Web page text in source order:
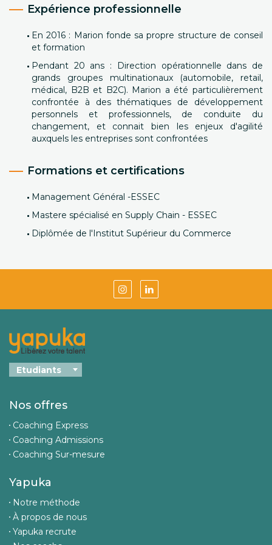
Expérience professionnelle
En 2016 : Marion fonde sa propre structure de conseil
et formation
Pendant 20 ans : Direction opérationnelle dans de
grands groupes multinationaux (automobile, retail,
médical, B2B et B2C). Marion a été particulièrement
confrontée à des thématiques de développement
personnels et professionnels, de conduite du
changement, et connait bien les enjeux d'agilité
auxquels les entreprises sont confrontées
Formations et certifications
Management Général -ESSEC
Mastere spécialisé en Supply Chain - ESSEC
Diplômée de l'Institut Supérieur du Commerce
Nos offres
Coaching Express
Coaching Admissions
Coaching Sur-mesure
Yapuka
Notre méthode
À propos de nous
Yapuka recrute